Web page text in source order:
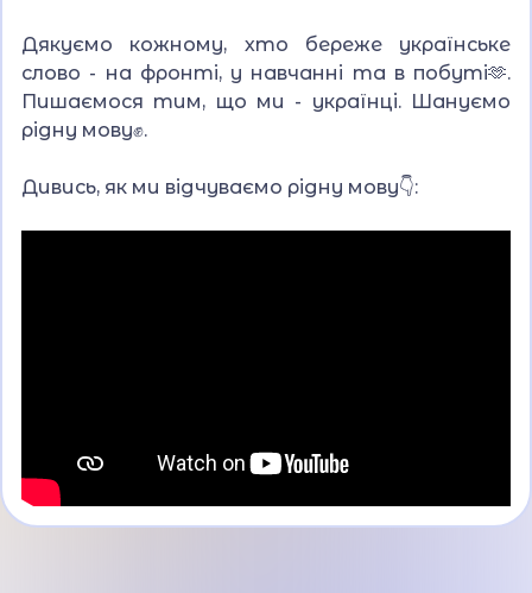
Дякуємо кожному, хто береже українське
слово - на фронті, у навчанні та в побуті🫶.
Пишаємося тим, що ми - українці. Шануємо
рідну мову✊.
Дивись, як ми відчуваємо рідну мову👇: